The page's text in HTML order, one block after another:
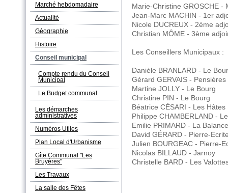
Marché hebdomadaire
Actualité
Géographie
Histoire
Conseil municipal
Compte rendu du Conseil
Municipal
Le Budget communal
Les démarches
administratives
Numéros Utiles
Plan Local d'Urbanisme
Gîte Communal "Les
Bruyères"
Les Travaux
La salle des Fêtes
Marie-Christine GROSCHE -
Jean-Marc MACHIN - 1er
Nicole DUCREUX - 2ème
Christian MÔME - 3ème
Les Conseillers Municipaux :
Danièle BRANLARD - Le
Gérard GERVAIS - Pensières
Martine JOLLY - Le Bourg
Christine PIN - Le Bourg
Béatrice CÉSARI - Les Hâtes
Philippe CHAMBERLAND -
Emilie PRIMARD - La Balance
David GÉRARD - Pierre-
Julien BOURGEAC - Pierre-
Nicolas BILLAUD - Jarnoy
Christelle BARD - Les